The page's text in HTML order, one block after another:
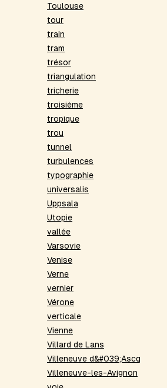
Toulouse
tour
train
tram
trésor
triangulation
tricherie
troisième
tropique
trou
tunnel
turbulences
typographie
universalis
Uppsala
Utopie
vallée
Varsovie
Venise
Verne
vernier
Vérone
verticale
Vienne
Villard de Lans
Villeneuve d&#039;Ascq
Villeneuve-les-Avignon